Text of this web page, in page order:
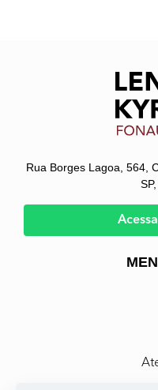
Rua Borges Lagoa, 564,